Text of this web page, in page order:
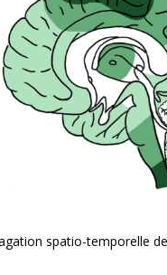
spatio-temporelle